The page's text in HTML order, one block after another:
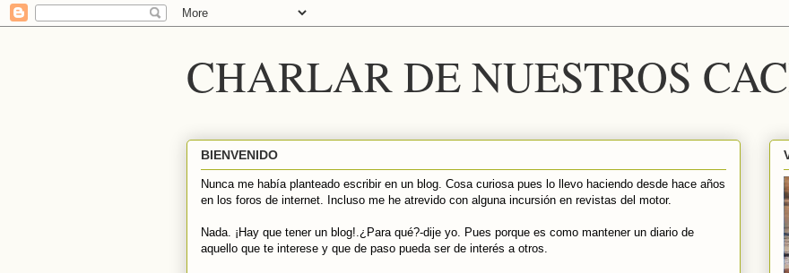
CHARLAR DE NUESTROS
BIENVENIDO
Nunca me había planteado escribir en un blog. Cosa curiosa pues lo llevo haciendo desde hace años
en los foros de internet. Incluso me he atrevido con alguna incursión en revistas del motor.
Nada. ¡Hay que tener un blog!.¿Para qué?-dije yo. Pues porque es como mantener un diario de
aquello que te interese y que de paso pueda ser de interés a otros.